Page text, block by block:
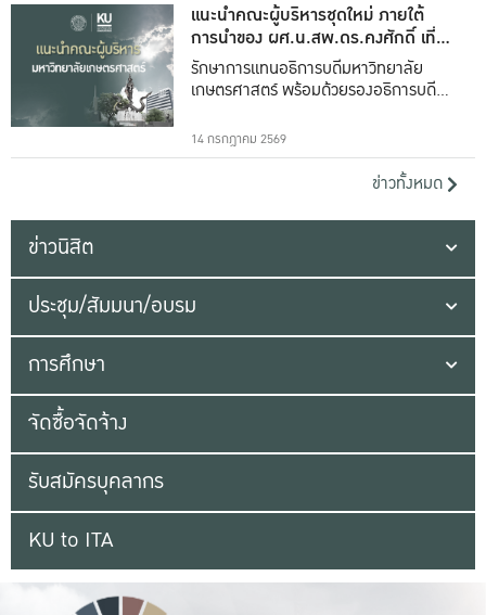
แนะนำคณะผู้บริหารชุดใหม่ ภายใต้
การนำของ ผศ.น.สพ.ดร.คงศักดิ์ เที่ยง
ธรรม
รักษาการแทนอธิการบดีมหาวิทยาลัย
เกษตรศาสตร์ พร้อมด้วยรองอธิการบดีทั้ง
14 กรกฎาคม 2569
ข่าวทั้งหมด
ข่าวนิสิต
ประชุม/สัมมนา/อบรม
การศึกษา
จัดซื้อจัดจ้าง
รับสมัครบุคลากร
KU to ITA